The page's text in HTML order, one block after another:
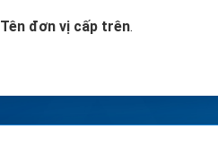
Tên đơn vị cấp trên.